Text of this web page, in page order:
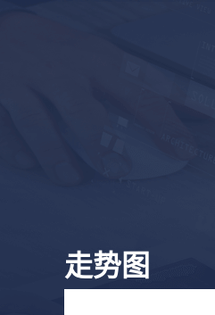
走势图